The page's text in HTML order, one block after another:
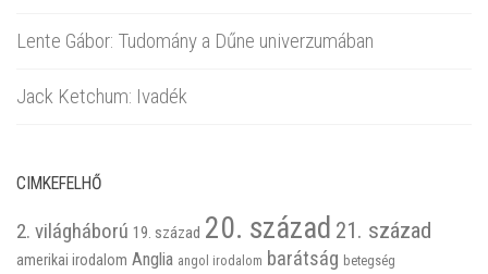
Lente Gábor: Tudomány a Dűne univerzumában
Jack Ketchum: Ivadék
CIMKEFELHŐ
2. világháború 19. század 20. század 21. század
amerikai irodalom Anglia angol irodalom barátság betegség